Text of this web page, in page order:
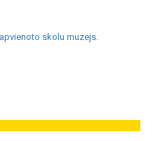
skolu muzejs.